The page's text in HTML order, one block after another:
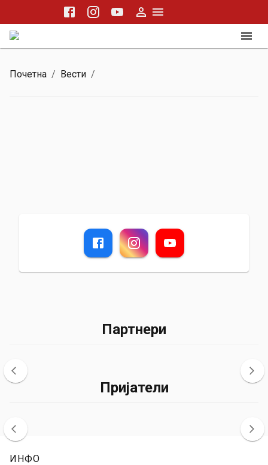
Почетна / Вести /
Партнери
Пријатели
ИНФО